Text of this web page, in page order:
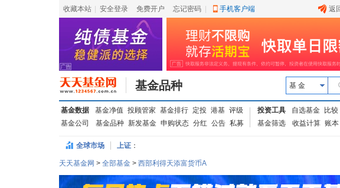
收藏本站 安全登录 免费开户 忘记密码 手机客户端 返
基金品种 基 金
基金数据 基金净值 投顾管家 基金排行 定投 港基 评级
基金公司
基金品种 新发基金 申购状态 分红 公告 私募
投资工具 自选基金
比较
基金筛选
收益计算 账本
全球市场 上证：
天天基金网 > 全部基金 > 西部利得天添富货币A